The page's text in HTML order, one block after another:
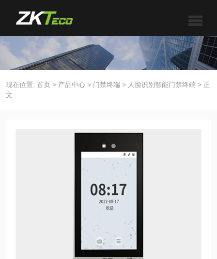
现在位置: 首页 > 产品中心 > 门禁终端 > 人脸识别智能门禁终端 > 正
文